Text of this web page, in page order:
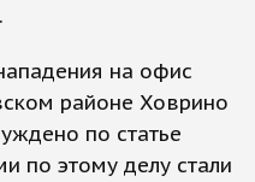
на офис
районе Ховрино
по статье
по этому делу стали